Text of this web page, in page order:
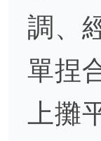
調、
單捏
上